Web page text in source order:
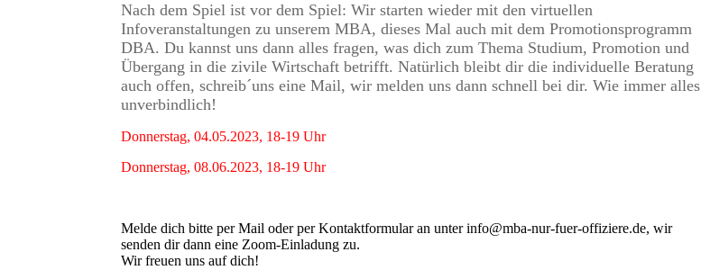
Nach dem Spiel ist vor dem Spiel:Wir starten wieder mit den virtuellen
Infoveranstaltungen zu unserem MBA, dieses Mal auch mit demPromotionsprogramm
DBA. Du kannst uns dann alles fragen, was dich zum Thema Studium, Promotion und
Übergang in die zivile Wirtschaft betrifft. Natürlich bleibt dir die individuelle Beratung
auch offen, schreib´uns eine Mail, wir melden uns dann schnell bei dir. Wie immer alles
unverbindlich!
Donnerstag, 04.05.2023, 18-19 Uhr
Donnerstag, 08.06.2023, 18-19 Uhr
Melde dich bitte per Mail oder per Kontaktformular an unter info@mba-nur-fuer-offiziere.de, wir
senden dir dann eine Zoom-Einladung zu.
Wir freuen uns auf dich!